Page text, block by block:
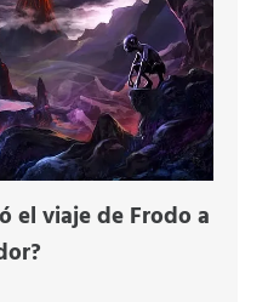
el viaje de Frodo a